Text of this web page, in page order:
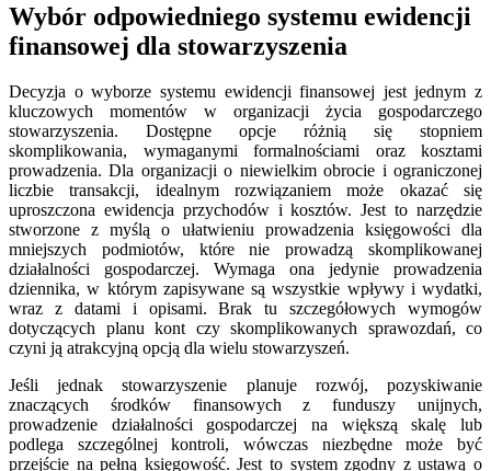
Wybór odpowiedniego systemu ewidencji
finansowej dla stowarzyszenia
Decyzja o wyborze systemu ewidencji finansowej jest jednym z
kluczowych momentów w organizacji życia gospodarczego
stowarzyszenia. Dostępne opcje różnią się stopniem
skomplikowania, wymaganymi formalnościami oraz kosztami
prowadzenia. Dla organizacji o niewielkim obrocie i ograniczonej
liczbie transakcji, idealnym rozwiązaniem może okazać się
uproszczona ewidencja przychodów i kosztów. Jest to narzędzie
stworzone z myślą o ułatwieniu prowadzenia księgowości dla
mniejszych podmiotów, które nie prowadzą skomplikowanej
działalności gospodarczej. Wymaga ona jedynie prowadzenia
dziennika, w którym zapisywane są wszystkie wpływy i wydatki,
wraz z datami i opisami. Brak tu szczegółowych wymogów
dotyczących planu kont czy skomplikowanych sprawozdań, co
czyni ją atrakcyjną opcją dla wielu stowarzyszeń.
Jeśli jednak stowarzyszenie planuje rozwój, pozyskiwanie
znaczących środków finansowych z funduszy unijnych,
prowadzenie działalności gospodarczej na większą skalę lub
podlega szczególnej kontroli, wówczas niezbędne może być
przejście na pełną księgowość. Jest to system zgodny z ustawą o